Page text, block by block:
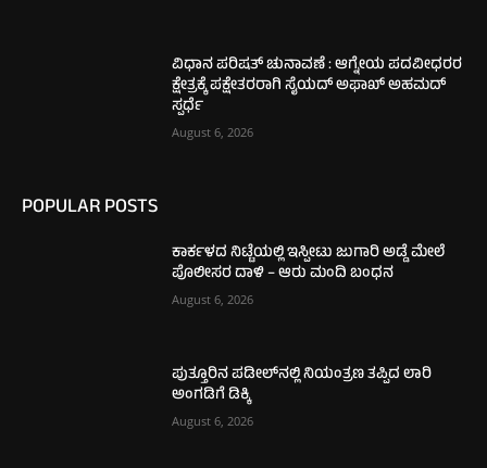
ವಿಧಾನ ಪರಿಷತ್ ಚುನಾವಣೆ : ಆಗ್ನೇಯ ಪದವೀಧರರ
ಕ್ಷೇತ್ರಕ್ಕೆ ಪಕ್ಷೇತರರಾಗಿ ಸೈಯದ್ ಅಫಾಖ್ ಅಹಮದ್
ಸ್ಪರ್ಧೆ
August 6, 2026
POPULAR POSTS
ಕಾರ್ಕಳದ ನಿಟ್ಟೆಯಲ್ಲಿ ಇಸ್ಪೀಟು ಜುಗಾರಿ ಅಡ್ಡೆ ಮೇಲೆ
ಪೊಲೀಸರ ದಾಳಿ – ಆರು ಮಂದಿ ಬಂಧನ
August 6, 2026
ಪುತ್ತೂರಿನ ಪಡೀಲ್‌ನಲ್ಲಿ ನಿಯಂತ್ರಣ ತಪ್ಪಿದ ಲಾರಿ
ಅಂಗಡಿಗೆ ಡಿಕ್ಕಿ
August 6, 2026